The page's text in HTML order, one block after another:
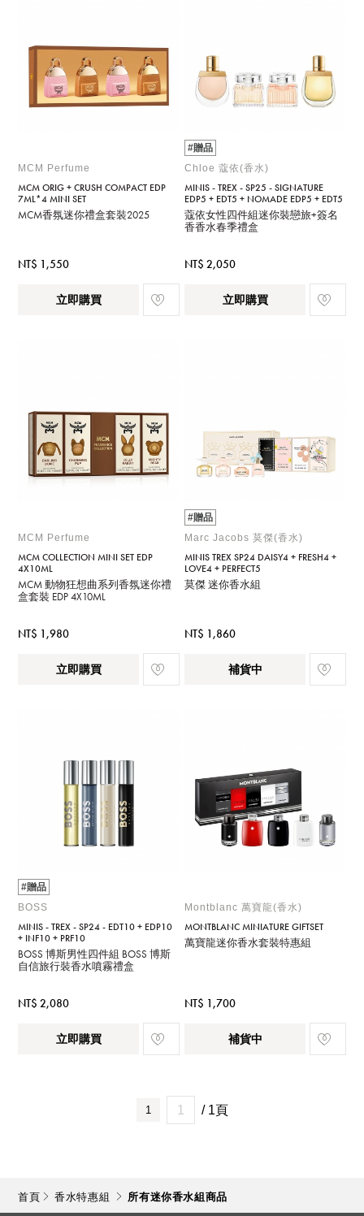
MCM Perfume
MCM ORIG + CRUSH COMPACT EDP
7ML*4 MINI SET
MCM香氛迷你禮盒套裝2025
NT$ 1,550
立即購買
#贈品
Chloe 蔻依(香水)
MINIS - TREX - SP25 - SIGNATURE
EDP5 + EDT5 + NOMADE EDP5 + EDT5
蔻依女性四件組迷你裝戀旅+簽名
香香水春季禮盒
NT$ 2,050
立即購買
MCM Perfume
MCM COLLECTION MINI SET EDP
4X10ML
MCM 動物狂想曲系列香氛迷你禮
盒套裝 EDP 4X10ML
NT$ 1,980
立即購買
#贈品
Marc Jacobs 莫傑(香水)
MINIS TREX SP24 DAISY4 + FRESH4 +
LOVE4 + PERFECT5
莫傑 迷你香水組
NT$ 1,860
補貨中
#贈品
BOSS
MINIS - TREX - SP24 - EDT10 + EDP10
+ INF10 + PRF10
BOSS 博斯男性四件組 BOSS 博斯
自信旅行裝香水噴霧禮盒
NT$ 2,080
立即購買
Montblanc 萬寶龍(香水)
MONTBLANC MINIATURE GIFTSET
萬寶龍迷你香水套裝特惠組
NT$ 1,700
補貨中
1 / 1頁
首頁 香水特惠組 所有迷你香水組商品